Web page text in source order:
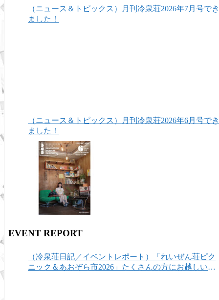
（ニュース＆トピックス）月刊冷泉荘2026年7月号でき
ました！
（ニュース＆トピックス）月刊冷泉荘2026年6月号でき
ました！
EVENT REPORT
（冷泉荘日記／イベントレポート）「れいぜん荘ピク
ニック＆あおぞら市2026」たくさんの方にお越しいた